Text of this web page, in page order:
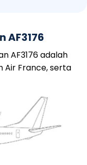
AF3176
AF3176 adalah
Air France, serta